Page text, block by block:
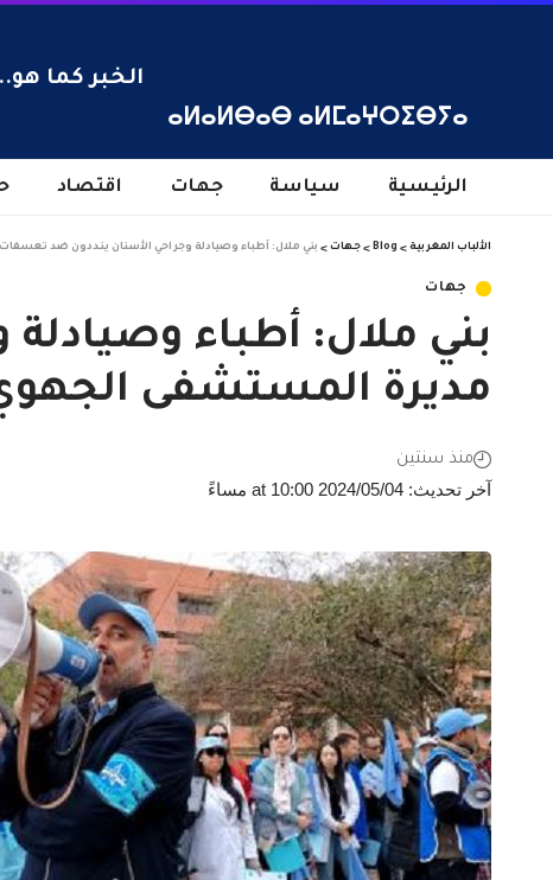
ⴰⵍⴰⵍⴱⴰⴱ ⴰⵍⵎⴰⵖⵔⵉⴱⵢⴰ
الخبر كما
الرئيسية سياسة جهات اقتصاد
الألباب المغربية >
Blog
> جهات > بني ملال: أطباء وصيادلة وجراحي الأسنان ينددون ضد
جهات
بني ملال: أطباء
مديرة المستشفى
آخر تحديث: 2024/05/04 at 10:00 مساءً
منذ سنتين